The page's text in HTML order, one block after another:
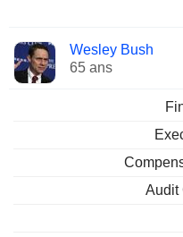
Wesley Bush
65 ans
Audit